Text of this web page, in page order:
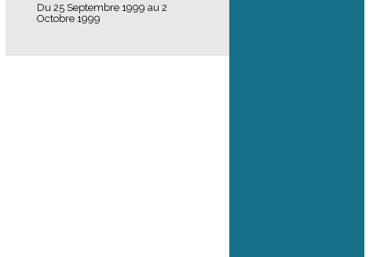
Du 25 Septembre 1999 au 2
Octobre 1999